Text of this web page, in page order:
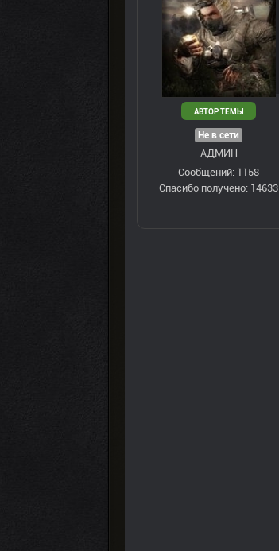
АВТОР ТЕМЫ
Не в сети
АДМИН
Сообщений: 1158
Спасибо получено: 14633